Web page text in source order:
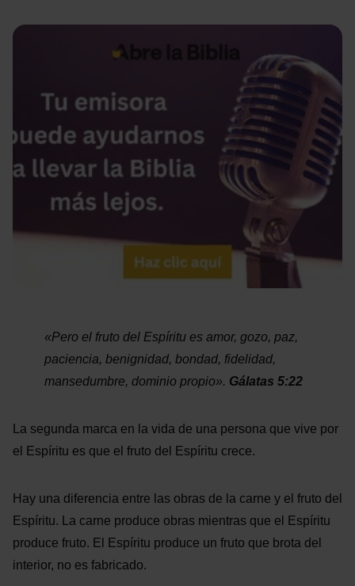
«Pero el fruto del Espíritu es amor, gozo, paz,
paciencia, benignidad, bondad, fidelidad,
mansedumbre, dominio propio». Gálatas 5:22
La segunda marca en la vida de una persona que vive por
el Espíritu es que el fruto del Espíritu crece.
Hay una diferencia entre las obras de la carne y el fruto del
Espíritu. La carne produce obras mientras que el Espíritu
produce fruto. El Espíritu produce un fruto que brota del
interior, no es fabricado.